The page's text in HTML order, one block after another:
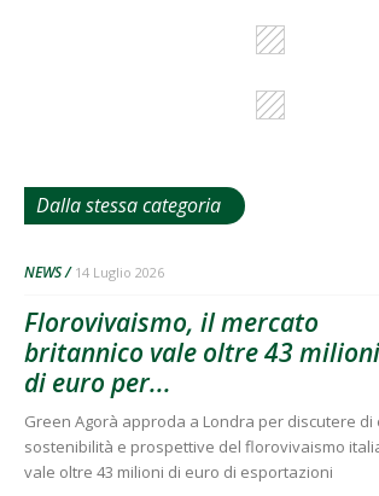
Dalla stessa categoria
NEWS 14 Luglio 2026
Florovivaismo, il mercato
britannico vale oltre 43 milioni
di euro per...
Green Agorà approda a Londra per discutere di
sostenibilità e prospettive del florovivaismo
vale oltre 43 milioni di euro di esportazioni